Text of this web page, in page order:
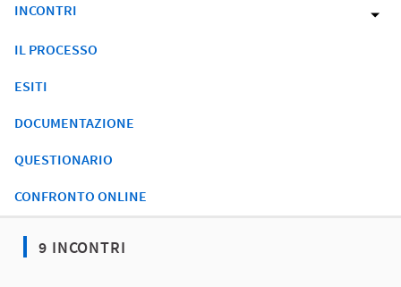
INCONTRI
IL PROCESSO
ESITI
DOCUMENTAZIONE
QUESTIONARIO
CONFRONTO ONLINE
9 INCONTRI